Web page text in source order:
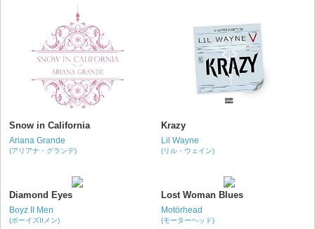
Snow in California
Ariana Grande
(アリアナ・グランデ)
Krazy
Lil Wayne
(リル・ウェイン)
Diamond Eyes
Boyz II Men
(ボーイズIIメン)
Lost Woman Blues
Motörhead
(モーターヘッド)